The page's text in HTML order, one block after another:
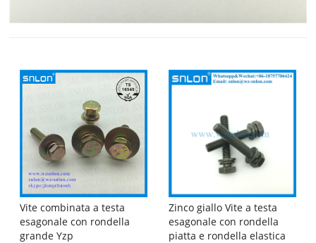
Vite combinata a testa
esagonale con rondella
grande Yzp
Zinco giallo Vite a testa
esagonale con rondella
piatta e rondella elastica